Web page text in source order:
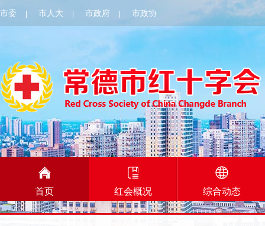
市委 市人大 市政府 市政协
首页 红会概况 综合动态